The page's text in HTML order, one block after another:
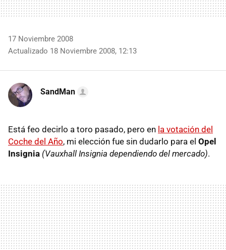
17 Noviembre 2008
Actualizado 18 Noviembre 2008, 12:13
SandMan
Está feo decirlo a toro pasado, pero en la votación del
Coche del Año, mi elección fue sin dudarlo para el Opel
Insignia (Vauxhall Insignia dependiendo del mercado).